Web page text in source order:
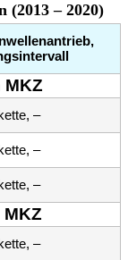
– 2020)
–
–
–
–